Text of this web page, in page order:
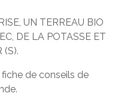
UN TERREAU BIO
DE LA POTASSE ET
(S).
de conseils de